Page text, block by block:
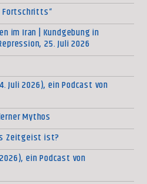
Fortschritts“
im Iran | Kundgebung in
25. Juli 2026
Juli 2026), ein Podcast von
Mythos
Zeitgeist ist?
ein Podcast von